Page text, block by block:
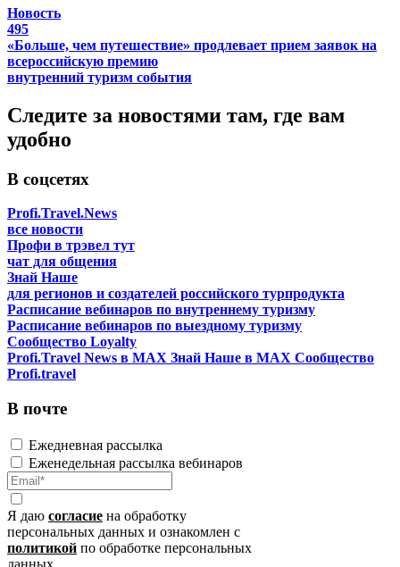
Новость
495
«Больше, чем путешествие» продлевает прием заявок на
всероссийскую премию
внутренний туризм события
Следите за новостями там, где вам
удобно
В соцсетях
Profi.Travel.News
все новости
Профи в трэвел тут
чат для общения
Знай Наше
для регионов и создателей российского турпродукта
Расписание вебинаров по внутреннему туризму
Расписание вебинаров по выездному туризму
Сообщество Loyalty
Profi.Travel News в MAX Знай Наше в MAX Сообщество
Profi.travel
В почте
Ежедневная рассылка
Еженедельная рассылка вебинаров
Я даю согласие на обработку
персональных данных и ознакомлен с
политикой по обработке персональных
данных